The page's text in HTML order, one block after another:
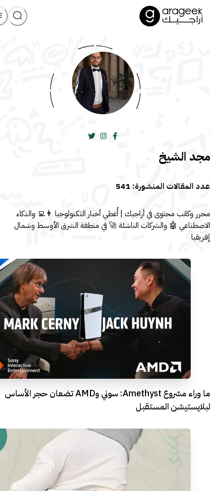
مجد الشيخ
عدد المقالات المنشورة: 541
محرر وكاتب محتوى في أراجيك | أُغطي أخبار التكنولوجيا 👨‍💻 والذكاء
الاصطناعي 🤖 والشركات الناشئة 🚀 في منطقة الشرق الأوسط وشمال
إفريقيا
ما وراء مشروع Amethyst: سوني وAMD تضعان حجر الأساس
لبلايستيشن المستقبل